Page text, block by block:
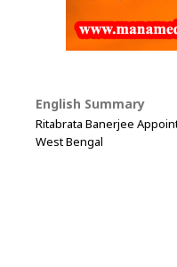
English Summary
Ritabrata Banerjee
West Bengal